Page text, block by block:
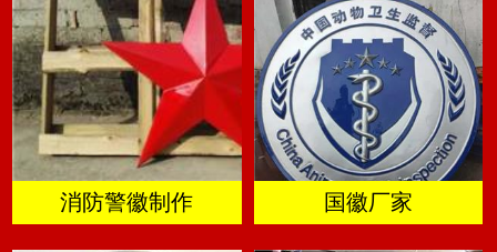
消防警徽制作 国徽厂家